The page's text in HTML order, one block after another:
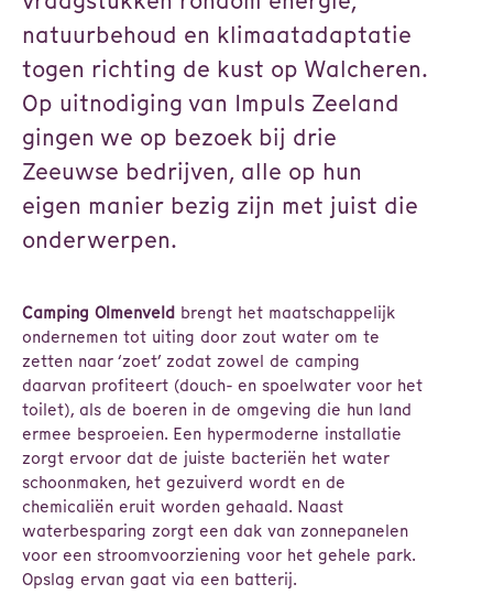
natuurbehoud en klimaatadaptatie
togen richting de kust op Walcheren.
Op uitnodiging van Impuls Zeeland
gingen we op bezoek bij drie
Zeeuwse bedrijven, alle op hun
eigen manier bezig zijn met juist die
onderwerpen.
Camping Olmenveld brengt het maatschappelijk
ondernemen tot uiting door zout water om te
zetten naar ‘zoet’ zodat zowel de camping
daarvan profiteert (douch- en spoelwater voor het
toilet), als de boeren in de omgeving die hun land
ermee besproeien. Een hypermoderne installatie
zorgt ervoor dat de juiste bacteriën het water
schoonmaken, het gezuiverd wordt en de
chemicaliën eruit worden gehaald. Naast
waterbesparing zorgt een dak van zonnepanelen
voor een stroomvoorziening voor het gehele park.
Opslag ervan gaat via een batterij.